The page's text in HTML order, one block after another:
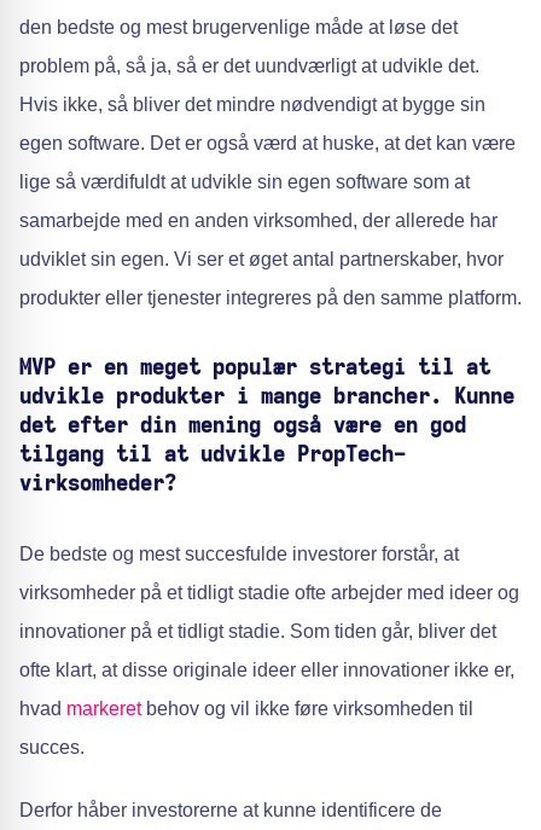
den bedste og mest brugervenlige måde at løse det
problem på, så ja, så er det uundværligt at udvikle det.
Hvis ikke, så bliver det mindre nødvendigt at bygge sin
egen software. Det er også værd at huske, at det kan være
lige så værdifuldt at udvikle sin egen software som at
samarbejde med en anden virksomhed, der allerede har
udviklet sin egen. Vi ser et øget antal partnerskaber, hvor
produkter eller tjenester integreres på den samme platform.
MVP er en meget populær strategi til at
udvikle produkter i mange brancher. Kunne
det efter din mening også være en god
tilgang til at udvikle PropTech-
virksomheder?
De bedste og mest succesfulde investorer forstår, at
virksomheder på et tidligt stadie ofte arbejder med ideer og
innovationer på et tidligt stadie. Som tiden går, bliver det
ofte klart, at disse originale ideer eller innovationer ikke er,
hvad markeretbehov og vil ikke føre virksomheden til
succes.
Derfor håber investorerne at kunne identificere de